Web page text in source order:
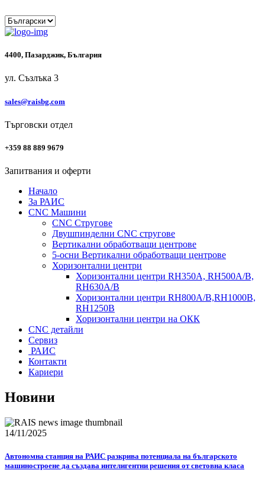
4400, Пазарджик, България
ул. Съзлъка 3
sales@raisbg.com
Търговски отдел
+359 88 889 9679
Запитвания и оферти
Начало
За РАИС
CNC Машини
CNC Стругове
Двушпинделни CNC стругове
Вертикални обработващи центрове
5-осни Вертикални обработващи центрове
Хоризонтални центри
Хоризонтални центри RH350A, RH500A/B,
RH630A/В
Хоризонтални центри RH800A/B,RH1000B,
RH1250B
Хоризонтални центри на ОКК
CNC детайли
Сервиз
РАИС
Контакти
Кариери
Новини
14/11/2025
Aвтономна станция на РАИС разкрива потенциала на българското
машиностроене да създава интелигентни решения от световна класа